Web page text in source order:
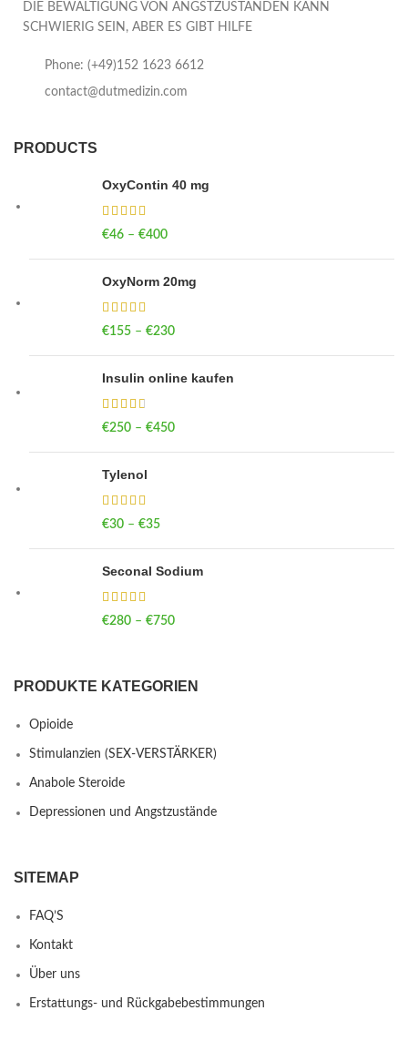
DIE BEWÄLTIGUNG VON ANGSTZUSTÄNDEN KANN
SCHWIERIG SEIN, ABER ES GIBT HILFE
Phone: (+49)152 1623 6612
contact@dutmedizin.com
PRODUCTS
OxyContin 40 mg
€46 – €400
OxyNorm 20mg
€155 – €230
Insulin online kaufen
€250 – €450
Tylenol
€30 – €35
Seconal Sodium
€280 – €750
PRODUKTE KATEGORIEN
Opioide
Stimulanzien (SEX-VERSTÄRKER)
Anabole Steroide
Depressionen und Angstzustände
SITEMAP
FAQ’S
Kontakt
Über uns
Erstattungs- und Rückgabebestimmungen